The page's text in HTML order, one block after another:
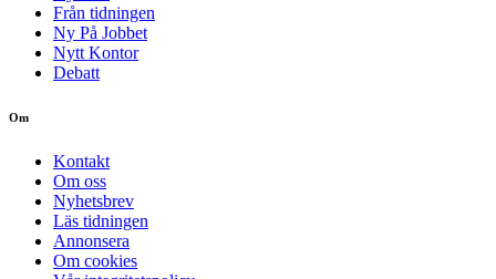
Från tidningen
Ny På Jobbet
Nytt Kontor
Debatt
Om
Kontakt
Om oss
Nyhetsbrev
Läs tidningen
Annonsera
Om cookies